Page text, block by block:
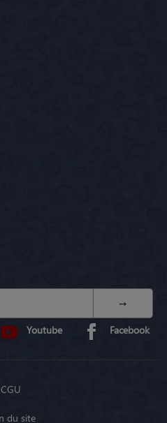
Youtube Facebook
CGU
du site